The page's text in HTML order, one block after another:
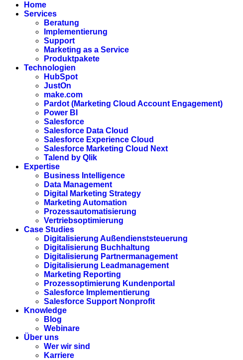
Home
Services
Beratung
Implementierung
Support
Marketing as a Service
Produktpakete
Technologien
HubSpot
JustOn
make.com
Pardot (Marketing Cloud Account Engagement)
Power BI
Salesforce
Salesforce Data Cloud
Salesforce Experience Cloud
Salesforce Marketing Cloud Next
Talend by Qlik
Expertise
Business Intelligence
Data Management
Digital Marketing Strategy
Marketing Automation
Prozessautomatisierung
Vertriebsoptimierung
Case Studies
Digitalisierung Außendienststeuerung
Digitalisierung Buchhaltung
Digitalisierung Partnermanagement
Digitalisierung Leadmanagement
Marketing Reporting
Prozessoptimierung Kundenportal
Salesforce Implementierung
Salesforce Support Nonprofit
Knowledge
Blog
Webinare
Über uns
Wer wir sind
Karriere